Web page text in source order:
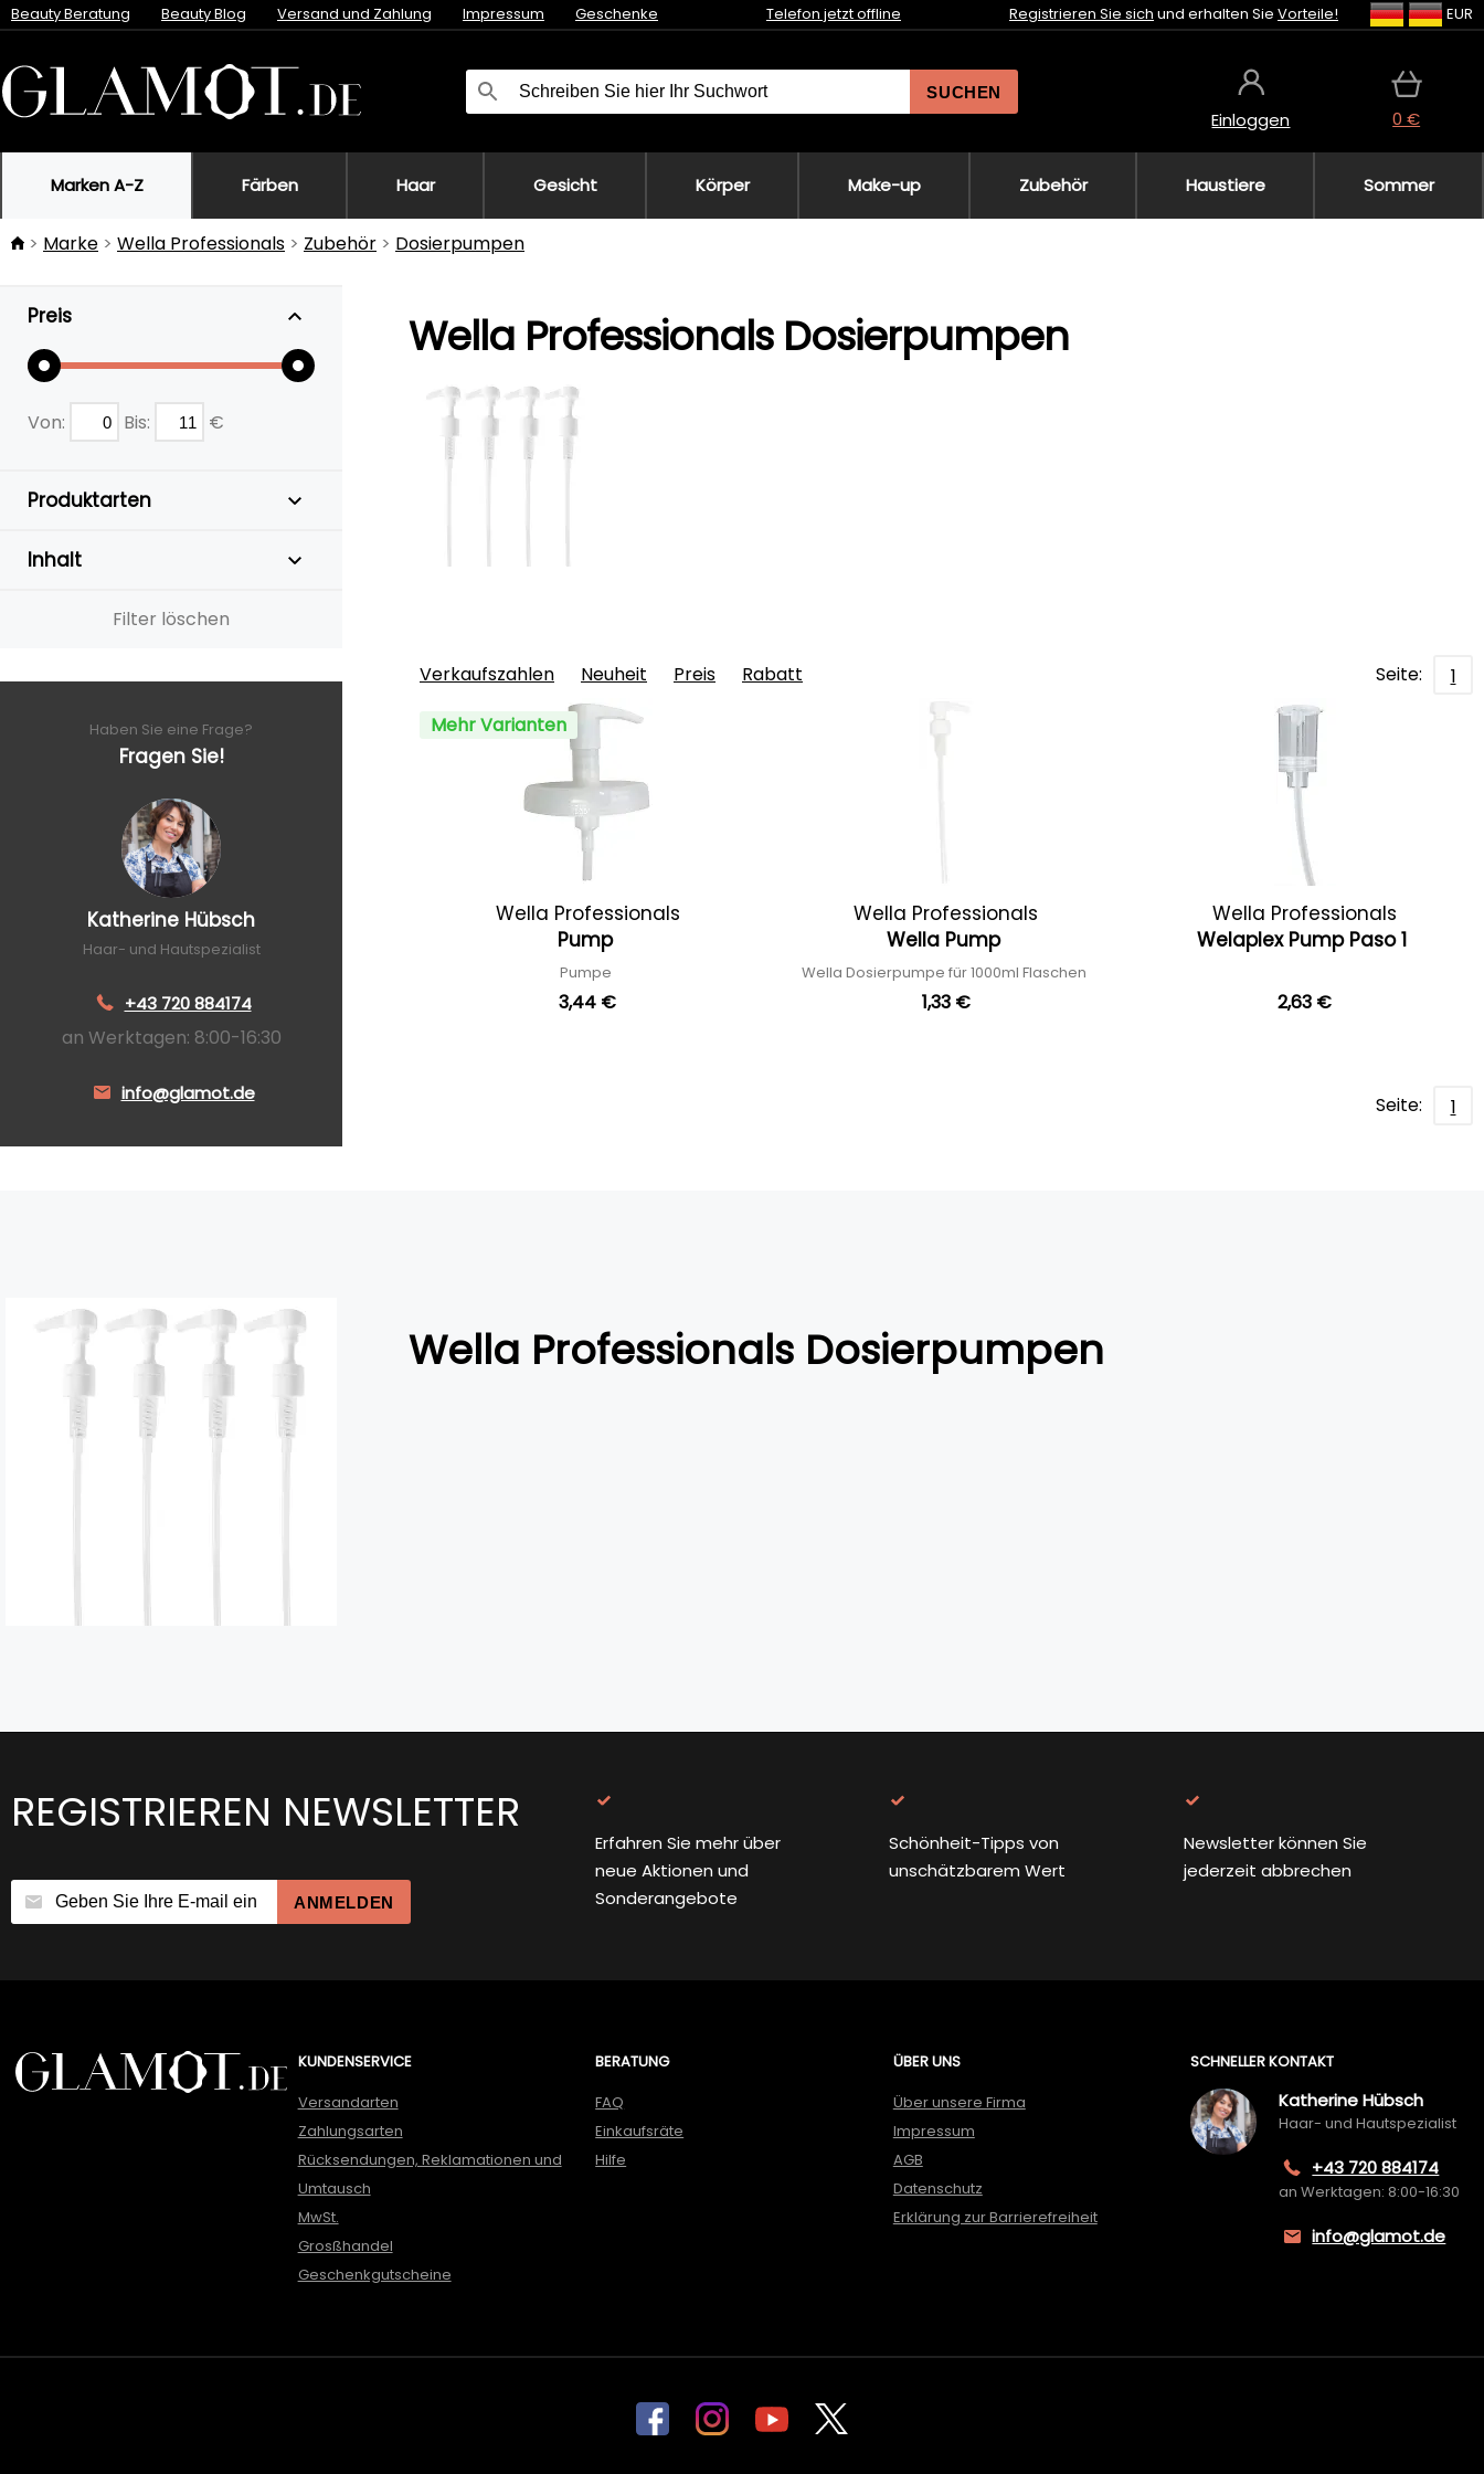
Beauty Beratung Beauty Blog Versand und Zahlung Impressum Geschenke Telefon jetzt offline Registrieren Sie sich und erhalten Sie Vorteile! EUR
SUCHEN
Einloggen 0 €
Marken A-Z Färben Haar Gesicht Körper Make-up Zubehör Haustiere Sommer
Marke Wella Professionals Zubehör Dosierpumpen
Preis
Von: Bis: €
Produktarten
Inhalt
Filter löschen
Haben Sie eine Frage?
Fragen Sie!
Katherine Hübsch
Haar- und Hautspezialist
+43 720 884174
an Werktagen: 8:00-16:30
info@glamot.de
Wella Professionals Dosierpumpen
Verkaufszahlen Neuheit Preis Rabatt Seite:
1
Mehr Varianten
Wella Professionals
Pump
Pumpe
3,44 €
Wella Professionals
Wella Pump
Wella Dosierpumpe für 1000ml Flaschen
1,33 €
Wella Professionals
Welaplex Pump Paso 1
2,63 €
Seite: 1
Wella Professionals Dosierpumpen
REGISTRIEREN NEWSLETTER
ANMELDEN
Erfahren Sie mehr über
neue Aktionen und
Sonderangebote
Schönheit-Tipps von
unschätzbarem Wert
Newsletter können Sie
jederzeit abbrechen
KUNDENSERVICE
Versandarten
Zahlungsarten
Rücksendungen, Reklamationen und
Umtausch
MwSt.
Grosßhandel
Geschenkgutscheine
BERATUNG
FAQ
Einkaufsräte
Hilfe
ÜBER UNS
Über unsere Firma
Impressum
AGB
Datenschutz
Erklärung zur Barrierefreiheit
SCHNELLER KONTAKT
Katherine Hübsch
Haar- und Hautspezialist
+43 720 884174
an Werktagen: 8:00-16:30
info@glamot.de